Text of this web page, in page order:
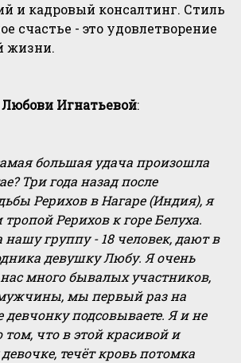
и кадровый консалтинг. Стиль
счастье - это удовлетворение
жизни.
Любови Игнатьевой:
большая удача произошла
Три года назад после
Рерихов в Нагаре (Индия), я
Рерихов к горе Белуха.
группу - 18 человек, дают в
девушку Любу. Я очень
много бывалых участников,
мужчины, мы первый раз на
подсовываете. Я и не
том, что в этой красивой и
течёт кровь потомка